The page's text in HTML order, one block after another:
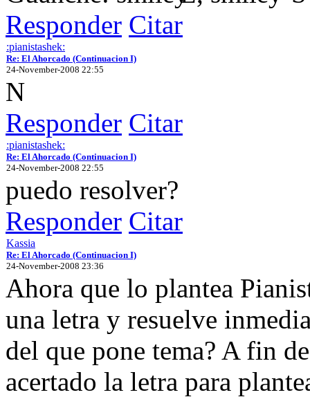
Responder Citar
:pianistashek:
Re: El Ahorcado (Continuacion I)
24-November-2008 22:55
N
Responder Citar
:pianistashek:
Re: El Ahorcado (Continuacion I)
24-November-2008 22:55
puedo resolver?
Responder Citar
Kassia
Re: El Ahorcado (Continuacion I)
24-November-2008 23:36
Ahora que lo plantea
una letra y resuelve
del que pone tema? A fin
acertado la letra para